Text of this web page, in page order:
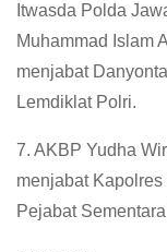
Itwasda Polda
Muhammad Islam
menjabat
Lemdiklat Polri.
7. AKBP Yudha
menjabat
Pejabat